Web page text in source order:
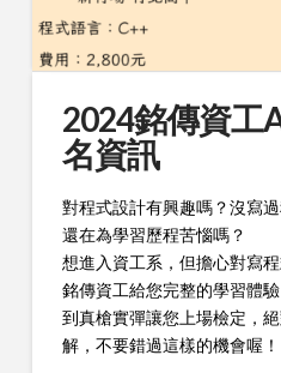
2024銘傳資工
名資訊
對程式設計有興趣嗎？沒寫
還在為學習歷程苦惱嗎？
想進入資工系，但擔心對寫
銘傳資工給您完整的學習體
到真槍實彈讓您上場檢定，
解，不要錯過這樣的機會喔！